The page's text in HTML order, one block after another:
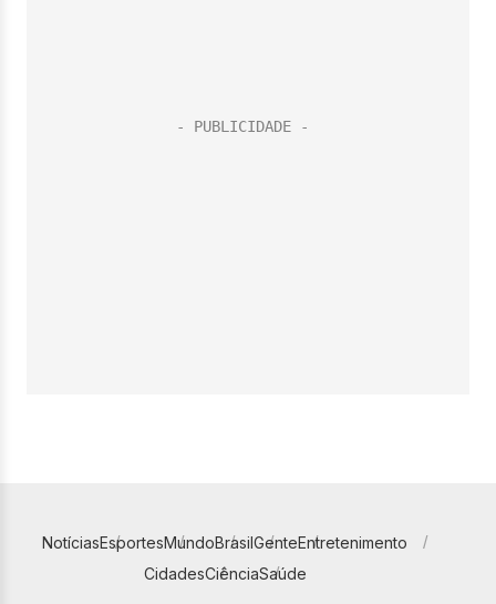
NotíciasEsportesMundoBrasilGenteEntretenimento
CidadesCiênciaSaúde